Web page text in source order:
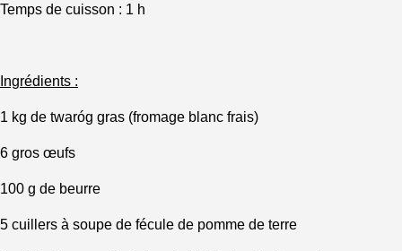
Temps de cuisson : 1 h
Ingrédients :
1 kg de twaróg gras (fromage blanc frais)
6 gros œufs
100 g de beurre
5 cuillers à soupe de fécule de pomme de terre